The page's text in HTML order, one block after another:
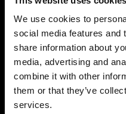
We use cookies to
social media features and
share information about
media, advertising and
combine it with other
them or that they’ve
services.
Il tuo nome, cognome
Nome e cognome
Cognome